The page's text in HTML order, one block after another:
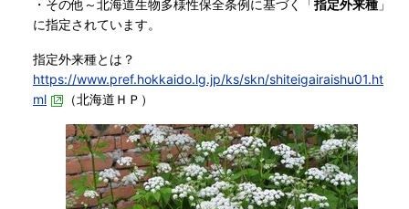
・その他～北海道生物多様性保全条例に基づく「指定外来種 」
に指定されています。
指定外来種とは？
https://www.pref.hokkaido.lg.jp/ks/skn/shiteigairaishu01.ht
ml
（北海道ＨＰ）